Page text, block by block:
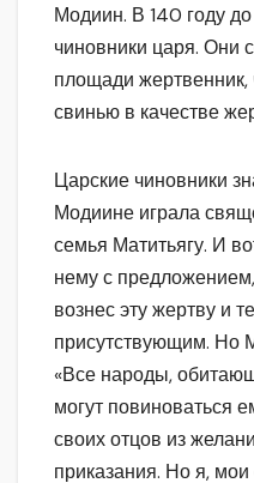
Модиин. В 140 году
чиновники царя. Они
площади жертвенник,
свинью в качестве
Царские чиновники
Модиине играла
семья Матитьягу. И
нему с
вознес эту жертву и
присутствующим. Но
«Все народы,
могут повиноваться
своих отцов из
приказания. Но я,